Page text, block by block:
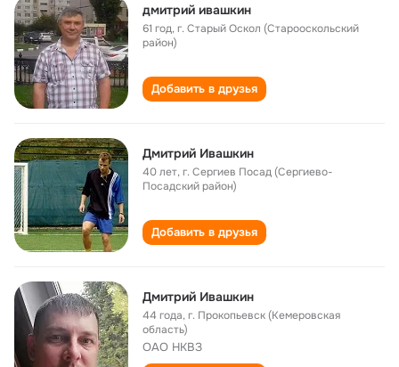
дмитрий ивашкин
61 год,г. Старый Оскол (Старооскольский
район)
Добавить в друзья
Дмитрий Ивашкин
40 лет,г. Сергиев Посад (Сергиево-
Посадский район)
Добавить в друзья
Дмитрий Ивашкин
44 года,г. Прокопьевск (Кемеровская
область)
ОАО НКВЗ